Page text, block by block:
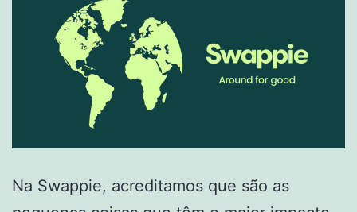
Na Swappie, acreditamos que são as